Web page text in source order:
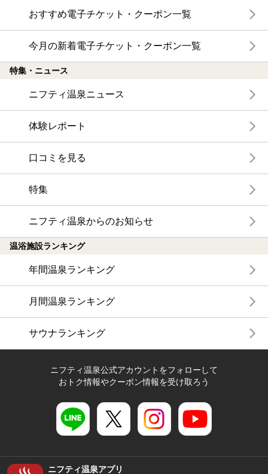
おすすめ電子チケット・クーポン一覧
今月の新着電子チケット・クーポン一覧
特集・ニュース
ニフティ温泉ニュース
体験レポート
口コミを見る
特集
ニフティ温泉からのお知らせ
温浴施設ランキング
年間温泉ランキング
月間温泉ランキング
サウナランキング
ニフティ温泉公式アカウントをフォローして
おトク情報やクーポン情報を受け取ろう
ニフティ温泉アプリ